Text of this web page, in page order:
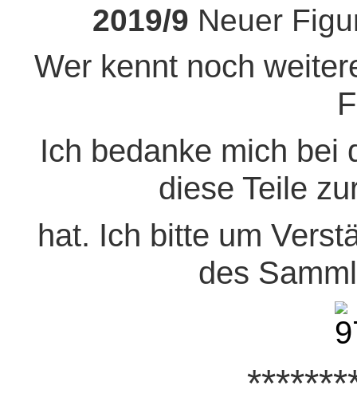
2019/9 Neuer
Wer kennt noch
Ich bedanke mich bei
diese Teile
hat. Ich bitte um
des